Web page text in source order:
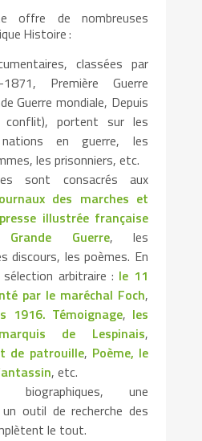
offre de nombreuses
Histoire :
classées par
Première Guerre
Guerre mondiale, Depuis
portent sur les
en guerre, les
les prisonniers, etc.
sont consacrés aux
des marches et
illustrée française
Guerre, les
discours, les poèmes. En
arbitraire : le 11
par le maréchal Foch,
1916. Témoignage, les
de Lespinais,
de patrouille, Poème, le
, etc.
biographiques, une
outil de recherche des
le tout.